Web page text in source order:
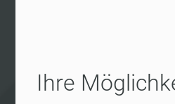
Ihre